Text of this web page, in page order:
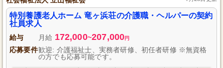
特別養護老人ホーム 竜ヶ浜荘の介護職・ヘルパーの契約
社員求人
給与 月給 172,000~207,000円
応募要件歓迎: 介護福祉士、実務者研修、初任者研修 ※無資格
の方でも応募可能です。